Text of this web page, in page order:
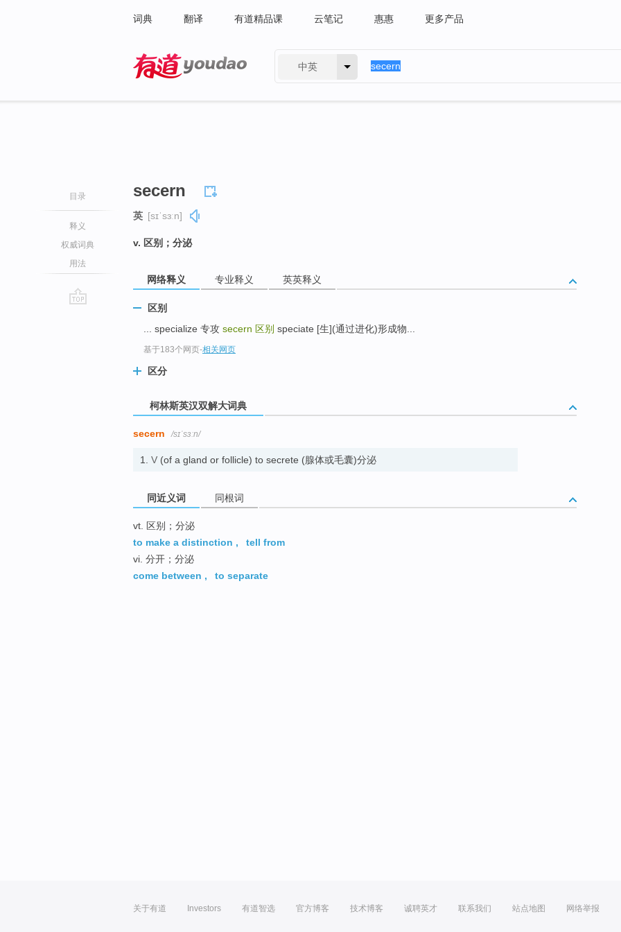
词典 翻译 有道精品课 云笔记 惠惠 更多产品
中英
目录
释义
权威词典
用法
secern
英 [sɪˈsɜːn]
v. 区别；分泌
网络释义 专业释义 英英释义
区别
... specialize 专攻 secern 区别 speciate [生](通过进化)形成物...
基于183个网页-相关网页
区分
柯林斯英汉双解大词典
secern /sɪˈsɜːn/
1. V (of a gland or follicle) to secrete (腺体或毛囊)分泌
同近义词 同根词
vt. 区别；分泌
to make a distinction ,
tell from
vi. 分开；分泌
come between , to separate
关于有道 Investors 有道智选 官方博客 技术博客 诚聘英才 联系我们 站点地图 网络举报